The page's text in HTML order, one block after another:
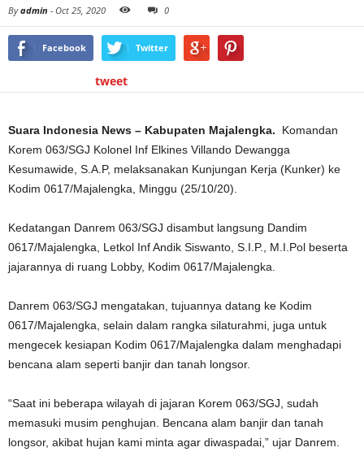
Byadmin - Oct 25, 2020 0
Facebook Twitter
tweet
Suara Indonesia News – Kabupaten Majalengka.
Komandan
Korem 063/SGJ Kolonel Inf Elkines Villando Dewangga
Kesumawide, S.A.P, melaksanakan Kunjungan Kerja (Kunker) ke
Kodim 0617/Majalengka, Minggu (25/10/20).
Kedatangan Danrem 063/SGJ disambut langsung Dandim
0617/Majalengka, Letkol Inf Andik Siswanto, S.I.P., M.I.Pol beserta
jajarannya di ruang Lobby, Kodim 0617/Majalengka.
Danrem 063/SGJ mengatakan, tujuannya datang ke Kodim
0617/Majalengka, selain dalam rangka silaturahmi, juga untuk
mengecek kesiapan Kodim 0617/Majalengka dalam menghadapi
bencana alam seperti banjir dan tanah longsor.
“Saat ini beberapa wilayah di jajaran Korem 063/SGJ, sudah
memasuki musim penghujan. Bencana alam banjir dan tanah
longsor, akibat hujan kami minta agar diwaspadai,” ujar Danrem.